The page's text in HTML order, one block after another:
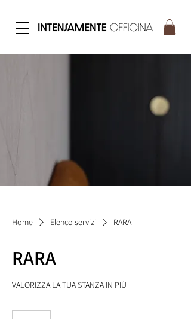
Home Elenco servizi RARA
RARA
VALORIZZA LA TUA STANZA IN PIÙ